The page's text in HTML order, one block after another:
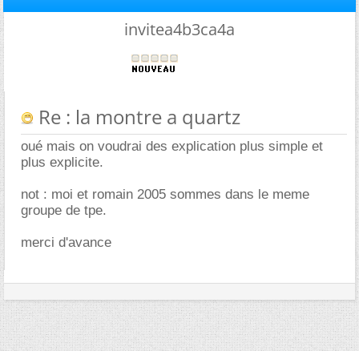
invitea4b3ca4a
Re : la montre a quartz
oué mais on voudrai des explication plus simple et
plus explicite.
not : moi et romain 2005 sommes dans le meme
groupe de tpe.
merci d'avance